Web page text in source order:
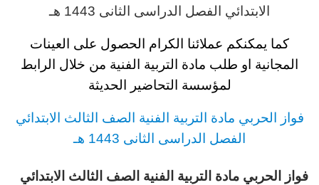
الابتدائي الفصل الدراسى الثانى 1443 هـ
كما يمكنكم عملائنا الكرام الحصول على العينات
المجانية او طلب مادة
التربية الفنية من خلال الرابط
لمؤسسة التحاضير الحديثة
فواز الحربي مادة التربية الفنية الصف الثالث
الابتدائي
الفصل الدراسى الثانى 1443 هـ
فواز الحربي مادة التربية الفنية الصف الثالث الابتدائي